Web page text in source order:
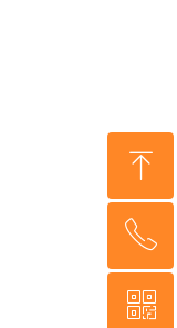
ꁸ
回到顶部
ꂅ
15510580503
ꀥ